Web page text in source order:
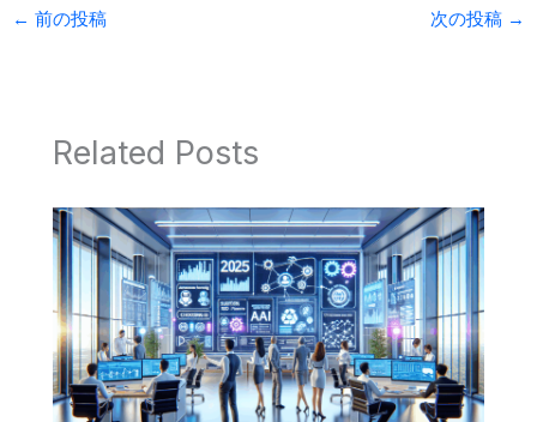
← 前の投稿 次の投稿 →
Related Posts